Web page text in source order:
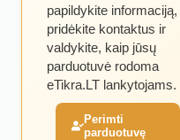
papildykite informaciją,
pridėkite kontaktus ir
valdykite, kaip jūsų
parduotuvė rodoma
eTikra.LT lankytojams.
Perimti
parduotuvę